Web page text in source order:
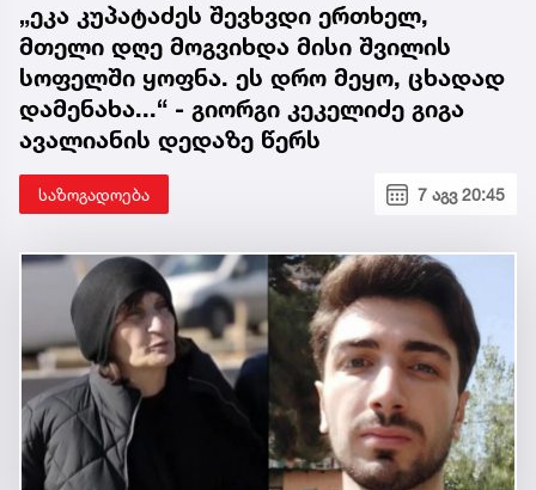
„ეკა კუპატაძეს შევხვდი ერთხელ,
მთელი დღე მოგვიხდა მისი შვილის
სოფელში ყოფნა. ეს დრო მეყო, ცხადად
დამენახა...“ - გიორგი კეკელიძე გიგა
ავალიანის დედაზე წერს
საზოგადოება 7 აგვ 20:45